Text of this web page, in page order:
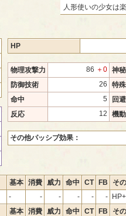
人形使いの少女は
HP
物理攻撃力 86 ＋0 神
防御技術
26 特
命中
5 回避
反応
12 機
その他パッシブ効果：
基本 消費 威力 命中 CT FB
そ
- - - - - -
基本 消費 威力 命中 CT FB
そ